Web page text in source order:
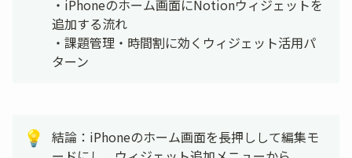
・iPhoneのホーム画面にNotionウィジェットを
追加する流れ
・課題管理・時間割に効くウィジェット活用パ
ターン
💡
結論：iPhoneのホーム画面を長押しして編集モ